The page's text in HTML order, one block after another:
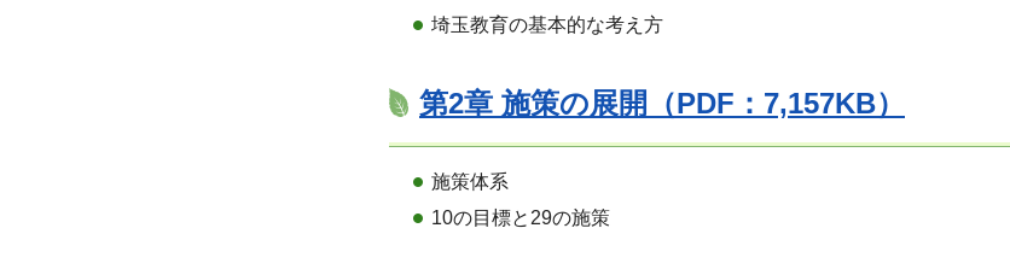
埼玉教育の基本的な考え方
第2章 施策の展開（PDF：7,157KB）
施策体系
10の目標と29の施策